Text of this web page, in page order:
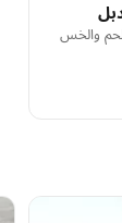
لحم والخس